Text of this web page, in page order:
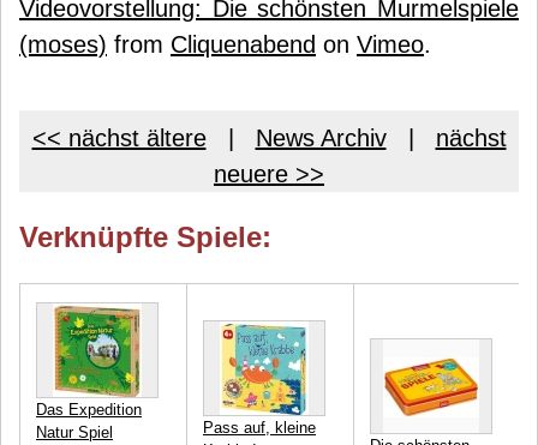
Videovorstellung: Die schönsten Murmelspiele
(moses) from Cliquenabend on Vimeo.
<< nächst ältere| News Archiv| nächst
neuere >>
Verknüpfte Spiele:
Das Expedition
Natur Spiel
Pass auf, kleine